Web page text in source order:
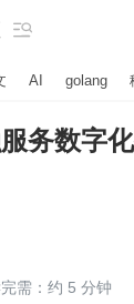

AI golang
务数字
需：约 5 分钟